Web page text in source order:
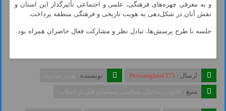
و به معرفی چهره‌های فرهنگی، علمی و اجتماعی تأثیرگذار این استان و
نقش آنان در شکل‌دهی به هویت تاریخی و فرهنگی منطقه پرداخت.
جلسه با طرح پرسش‌ها، تبادل نظر و مشارکت فعال حاضران همراه بود.
ارسال : Persianghost375 نویسنده :
منبع :